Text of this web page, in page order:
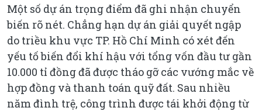
Một số dự án trọng điểm đã ghi nhận chuyển
biến rõ nét. Chẳng hạn dự án giải quyết ngập
do triều khu vực TP. Hồ Chí Minh có xét đến
yếu tố biến đổi khí hậu với tổng vốn đầu tư gần
10.000 tỉ đồng đã được tháo gỡ các vướng mắc về
hợp đồng và thanh toán quỹ đất. Sau nhiều
năm đình trệ, công trình được tái khởi động từ